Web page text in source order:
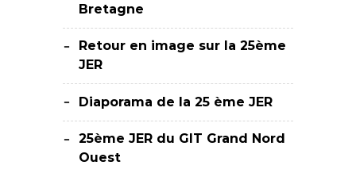
Bretagne
Retour en image sur la 25ème
JER
Diaporama de la 25 ème JER
25ème JER du GIT Grand Nord
Ouest